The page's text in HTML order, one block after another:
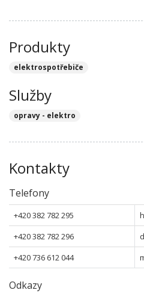
Produkty
elektrospotřebiče
Služby
opravy - elektro
Kontakty
Telefony
+420 382 782 295
+420 382 782 296
+420 736 612 044
Odkazy